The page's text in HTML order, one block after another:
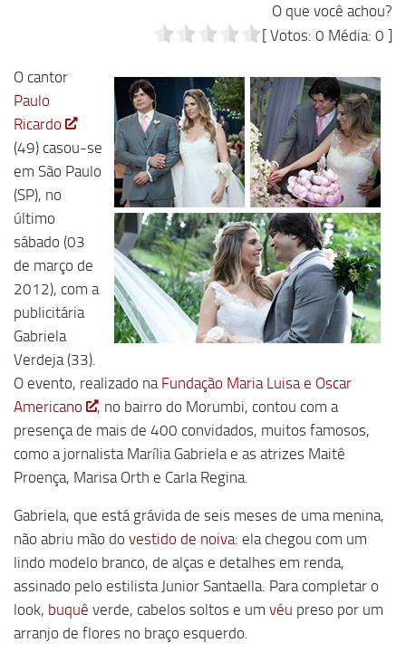
O que você achou?
[ Votos: 0 Média: 0 ]
O cantor
Paulo
Ricardo
(49) casou-se
em São Paulo
(SP), no
último
sábado (03
de março de
2012), com a
publicitária
Gabriela
Verdeja (33).
O evento, realizado na Fundação Maria Luisa e Oscar
Americano
, no bairro do Morumbi, contou com a
presença de mais de 400 convidados, muitos famosos,
como a jornalista Marília Gabriela e as atrizes Maitê
Proença, Marisa Orth e Carla Regina.
Gabriela, que está grávida de seis meses de uma menina,
não abriu mão do vestido de noiva: ela chegou com um
lindo modelo branco, de alças e detalhes em renda,
assinado pelo estilista Junior Santaella. Para completar o
look, buquê verde, cabelos soltos e um véu preso por um
arranjo de flores no braço esquerdo.